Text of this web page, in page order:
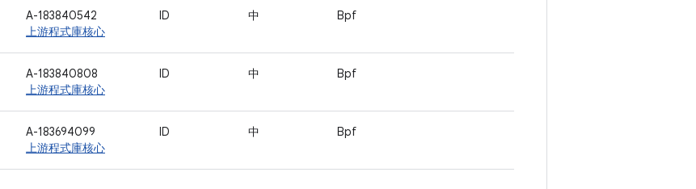
A-183840542
上游程式庫核心
ID 中 Bpf
A-183840808
上游程式庫核心
ID 中 Bpf
A-183694099
上游程式庫核心
ID 中 Bpf